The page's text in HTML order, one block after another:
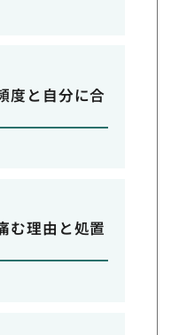
度と自分に合
む理由と処置